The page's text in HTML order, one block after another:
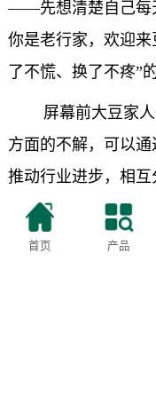
——先想清楚自己每
你是老行家，欢迎
了不慌、换了不疼”
屏幕前大豆家
方面的不解，可以
推动行业进步，相
路。
首页 产品